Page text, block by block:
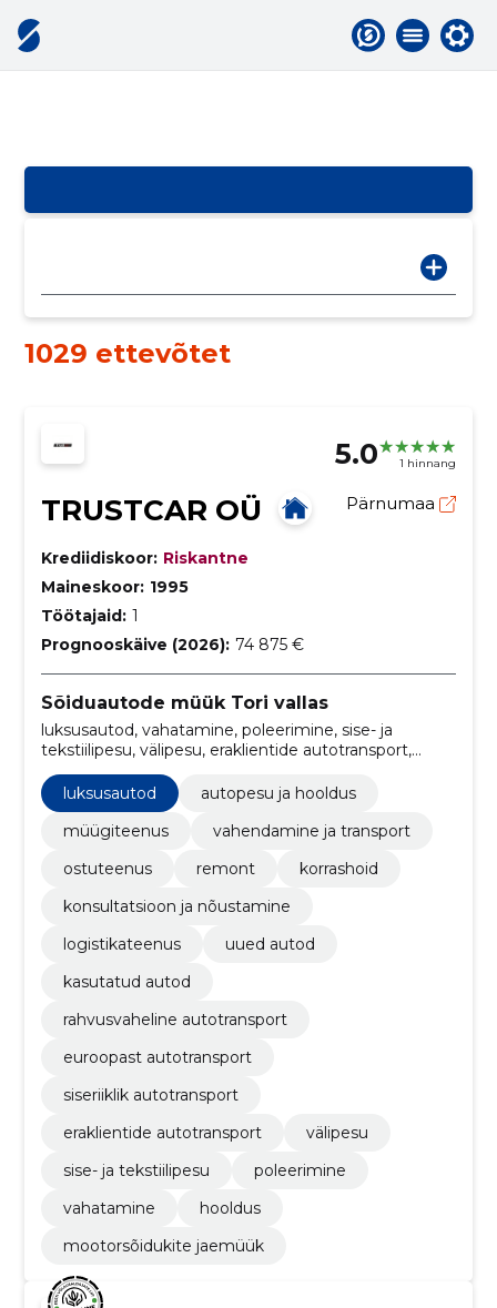
1029 ettevõtet
5.0 1 hinnang
TRUSTCAR OÜ Pärnumaa
Krediidiskoor: Riskantne
Maineskoor: 1995
Töötajaid: 1
Prognooskäive (2026): 74 875 €
Sõiduautode müük Tori vallas
luksusautod, vahatamine, poleerimine, sise- ja
tekstiilipesu, välipesu, eraklientide autotransport,
siseriiklik autotransport, euroopast autotransport,
rahvusvaheline autotransport, Sõiduautod
luksusautod
autopesu ja hooldus
müügiteenus
vahendamine ja transport
ostuteenus
remont
korrashoid
konsultatsioon ja nõustamine
logistikateenus
uued autod
kasutatud autod
rahvusvaheline autotransport
euroopast autotransport
siseriiklik autotransport
eraklientide autotransport
välipesu
sise- ja tekstiilipesu
poleerimine
vahatamine
hooldus
mootorsõidukite jaemüük